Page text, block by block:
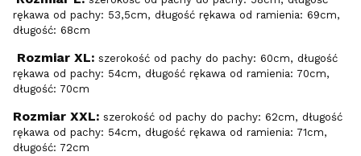
rękawa od pachy: 53,5cm, długość rękawa od ramienia: 69cm,
długość: 68cm
Rozmiar XL: szerokość od pachy do pachy: 60cm, długość
rękawa od pachy: 54cm, długość rękawa od ramienia: 70cm,
długość: 70cm
Rozmiar XXL: szerokość od pachy do pachy: 62cm, długość
rękawa od pachy: 54cm, długość rękawa od ramienia: 71cm,
długość: 72cm